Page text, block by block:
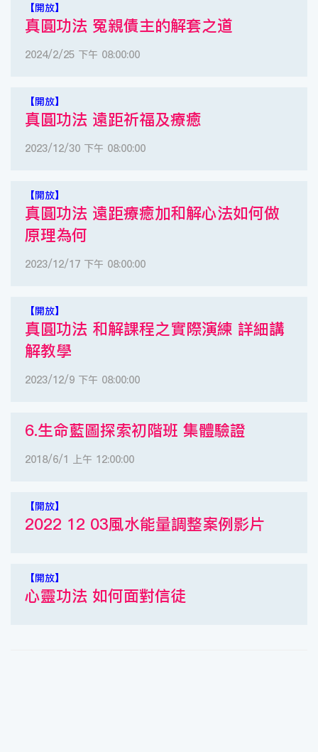
【開放】
真圓功法 冤親債主的解套之道
2024/2/25 下午 08:00:00
【開放】
真圓功法 遠距祈福及療癒
2023/12/30 下午 08:00:00
【開放】
真圓功法 遠距療癒加和解心法如何做
原理為何
2023/12/17 下午 08:00:00
【開放】
真圓功法 和解課程之實際演練 詳細講
解教學
2023/12/9 下午 08:00:00
6.生命藍圖探索初階班 集體驗證
2018/6/1 上午 12:00:00
【開放】
2022 12 03風水能量調整案例影片
【開放】
心靈功法 如何面對信徒